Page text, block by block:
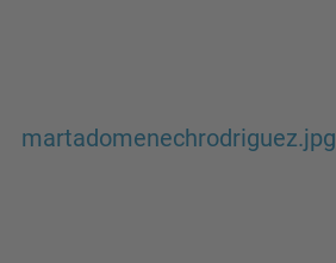
martadomenechrodriguez.jpg